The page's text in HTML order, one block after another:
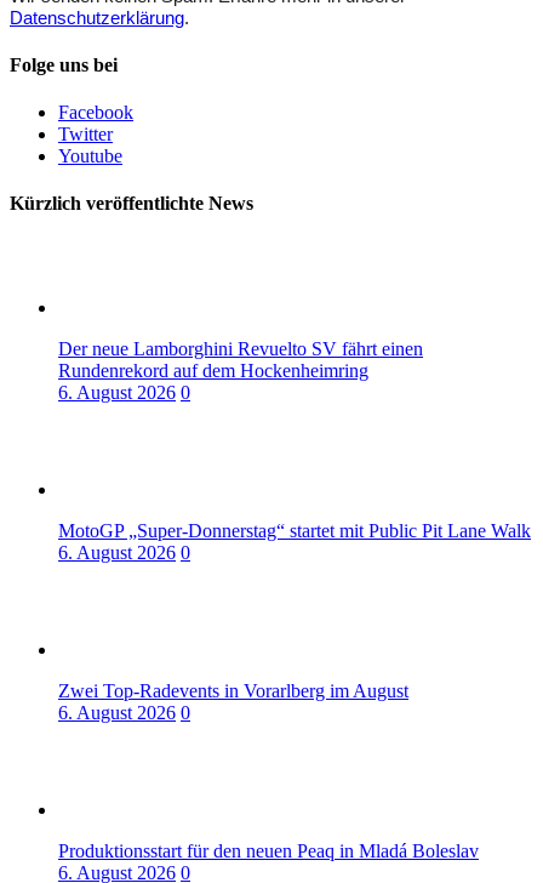
Datenschutzerklärung.
Folge uns bei
Facebook
Twitter
Youtube
Kürzlich veröffentlichte News
Der neue Lamborghini Revuelto SV fährt einen
Rundenrekord auf dem Hockenheimring
6. August 2026 0
MotoGP „Super-Donnerstag“ startet mit Public Pit Lane Walk
6. August 2026 0
Zwei Top-Radevents in Vorarlberg im August
6. August 2026 0
Produktionsstart für den neuen Peaq in Mladá Boleslav
6. August 2026 0